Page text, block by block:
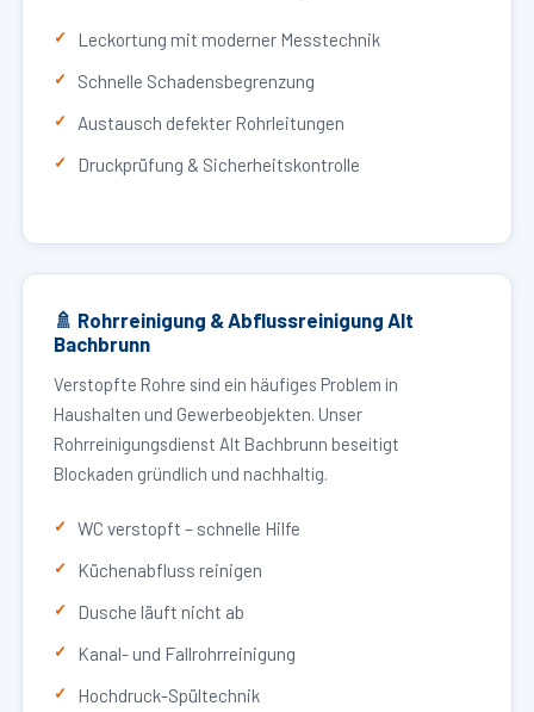
Leckortung mit moderner Messtechnik
Schnelle Schadensbegrenzung
Austausch defekter Rohrleitungen
Druckprüfung & Sicherheitskontrolle
🚿 Rohrreinigung & Abflussreinigung Alt
Bachbrunn
Verstopfte Rohre sind ein häufiges Problem in
Haushalten und Gewerbeobjekten. Unser
Rohrreinigungsdienst Alt Bachbrunn beseitigt
Blockaden gründlich und nachhaltig.
WC verstopft – schnelle Hilfe
Küchenabfluss reinigen
Dusche läuft nicht ab
Kanal- und Fallrohrreinigung
Hochdruck-Spültechnik